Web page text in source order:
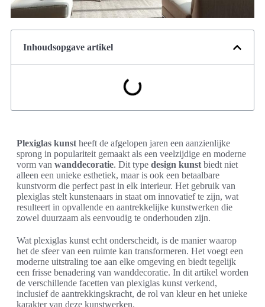
Inhoudsopgave artikel
Plexiglas kunst heeft de afgelopen jaren een aanzienlijke
sprong in populariteit gemaakt als een veelzijdige en moderne
vorm van wanddecoratie. Dit type design kunst biedt niet
alleen een unieke esthetiek, maar is ook een betaalbare
kunstvorm die perfect past in elk interieur. Het gebruik van
plexiglas stelt kunstenaars in staat om innovatief te zijn, wat
resulteert in opvallende en aantrekkelijke kunstwerken die
zowel duurzaam als eenvoudig te onderhouden zijn.
Wat plexiglas kunst echt onderscheidt, is de manier waarop
het de sfeer van een ruimte kan transformeren. Het voegt een
moderne uitstraling toe aan elke omgeving en biedt tegelijk
een frisse benadering van wanddecoratie. In dit artikel worden
de verschillende facetten van plexiglas kunst verkend,
inclusief de aantrekkingskracht, de rol van kleur en het unieke
karakter van deze kunstwerken.